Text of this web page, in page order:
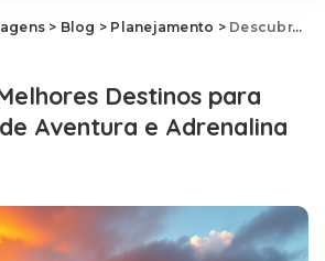
> Blog > Planejamento > Descubra os Melhores Destinos para uma Viagem de Aventura e Adrenalina
Destinos para
Aventura e Adrenalina